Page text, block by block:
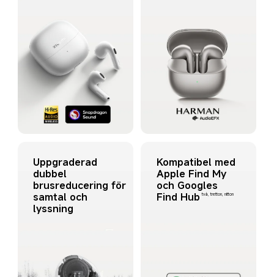
Uppgraderad
dubbel
brusreducering för
samtal och
lyssning
Kompatibel med
Apple Find My
och Googles
Find Hub två, tretton, nitton